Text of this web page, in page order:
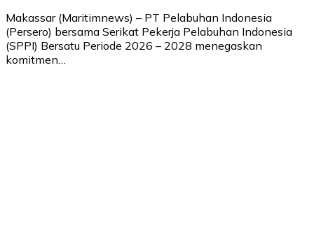
Makassar (Maritimnews) – PT Pelabuhan Indonesia
(Persero) bersama Serikat Pekerja Pelabuhan Indonesia
(SPPI) Bersatu Periode 2026 – 2028 menegaskan
komitmen…